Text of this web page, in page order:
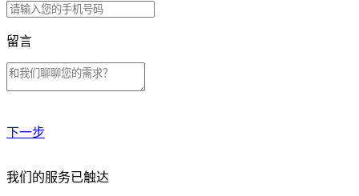
留言
下一步
贵公司预算范围是？
我们的服务已触达